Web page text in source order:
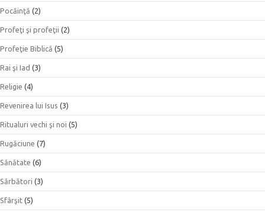
Pocăinţă (2)
Profeţi şi profeţii (2)
Profeţie Biblică (5)
Rai şi Iad (3)
Religie (4)
Revenirea lui Isus (3)
Ritualuri vechi şi noi (5)
Rugăciune (7)
Sănătate (6)
Sărbători (3)
Sfârşit (5)